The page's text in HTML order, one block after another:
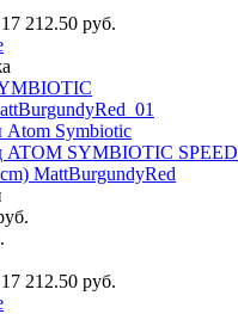
17 212.50 руб.
ATOM SYMBIOTIC SPEED
MattBurgundyRed
17 212.50 руб.